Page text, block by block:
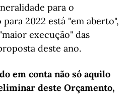
para o
2022 está "em aberto",
execução" das
deste ano.
em conta não só aquilo
deste Orçamento,